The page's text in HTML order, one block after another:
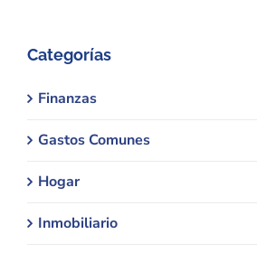
Categorías
Finanzas
Gastos Comunes
Hogar
Inmobiliario